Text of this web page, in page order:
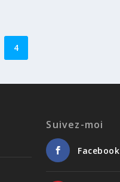
4
Suivez-moi
Facebook